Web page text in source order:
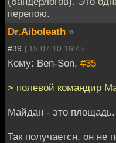
перепою.
Dr.Aiboleath »
#39 | 15.07.10 16:45
Кому: Ben-Son, #35
> полевой командир
Майдан - это площадь.
Так получается, он не